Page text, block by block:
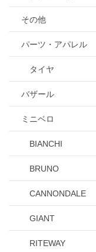
その他
パーツ・アパレル
タイヤ
バザール
ミニベロ
BIANCHI
BRUNO
CANNONDALE
GIANT
RITEWAY